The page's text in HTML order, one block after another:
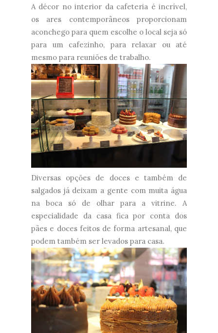
A décor no interior da cafeteria é incrível,
os ares contemporâneos proporcionam
aconchego para quem escolhe o local seja só
para um cafezinho, para relaxar ou até
mesmo para reuniões de trabalho.
Diversas opções de doces e também de
salgados já deixam a gente com muita água
na boca só de olhar para a vitrine. A
especialidade da casa fica por conta dos
pães e doces feitos de forma artesanal, que
podem também ser levados para casa.